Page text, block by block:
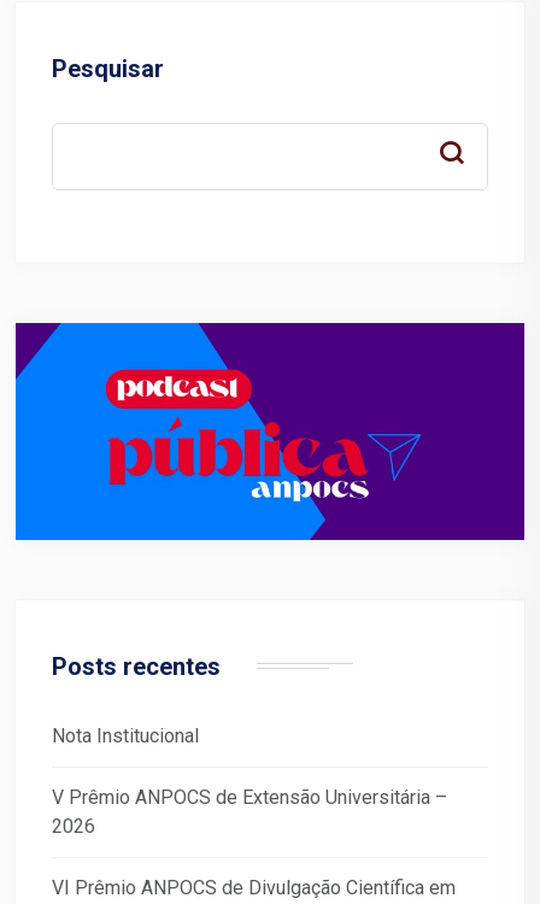
Pesquisar
Posts recentes
Nota Institucional
V Prêmio ANPOCS de Extensão Universitária –
2026
VI Prêmio ANPOCS de Divulgação Científica em